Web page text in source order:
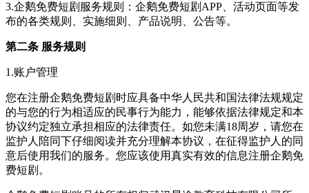
3.企鹅免费短剧服务规则：企鹅免费短剧APP、活动页面等发
布的各类规则、实施细则、产品说明、公告等。
第二条 服务规则
1.账户管理
您在注册企鹅免费短剧时应具备中华人民共和国法律法规规定
的与您的行为相适应的民事行为能力，能够依据法律规定和本
协议约定独立承担相应的法律责任。如您未满18周岁，请您在
监护人陪同下仔细阅读并充分理解本协议，在征得监护人的同
意后使用我们的服务。您应该使用真实有效的信息注册企鹅免
费短剧。